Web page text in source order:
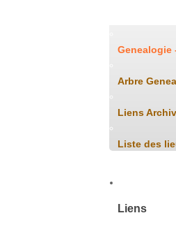
Genealogie
Arbre
Liens
Liste des
Liens